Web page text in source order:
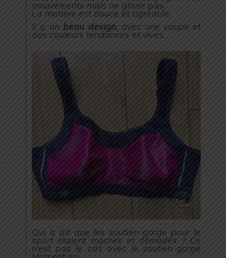
mouvements mais ne glisse pas.
La matière est douce et agréable.
Il a un beau design, avec une coupe et
des couleurs tendances et vives.
Qui a dit que les soutien-gorge pour le
sport étaient moches et démodés ? Ce
n’est pas le cas avec le soutien-gorge